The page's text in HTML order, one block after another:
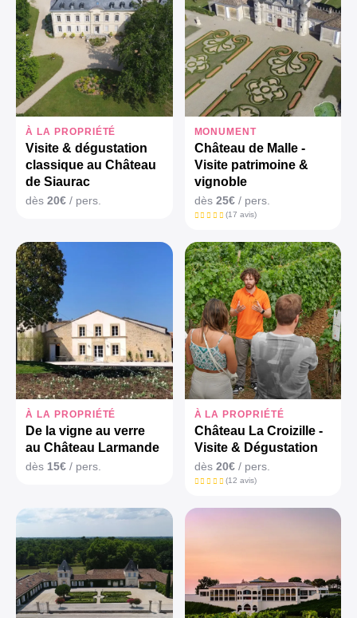
À LA PROPRIÉTÉ
Visite & dégustation
classique au Château
de Siaurac
dès 20€ / pers.
MONUMENT
Château de Malle -
Visite patrimoine &
vignoble
dès 25€/ pers.
(17 avis)
À LA PROPRIÉTÉ
De la vigne au verre
au Château Larmande
dès 15€ / pers.
À LA PROPRIÉTÉ
Château La Croizille -
Visite & Dégustation
dès 20€/ pers.
(12 avis)